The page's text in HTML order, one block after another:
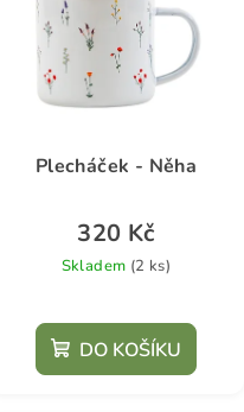
Plecháček - Něha
320 Kč
Skladem (2 ks)
DO KOŠÍKU